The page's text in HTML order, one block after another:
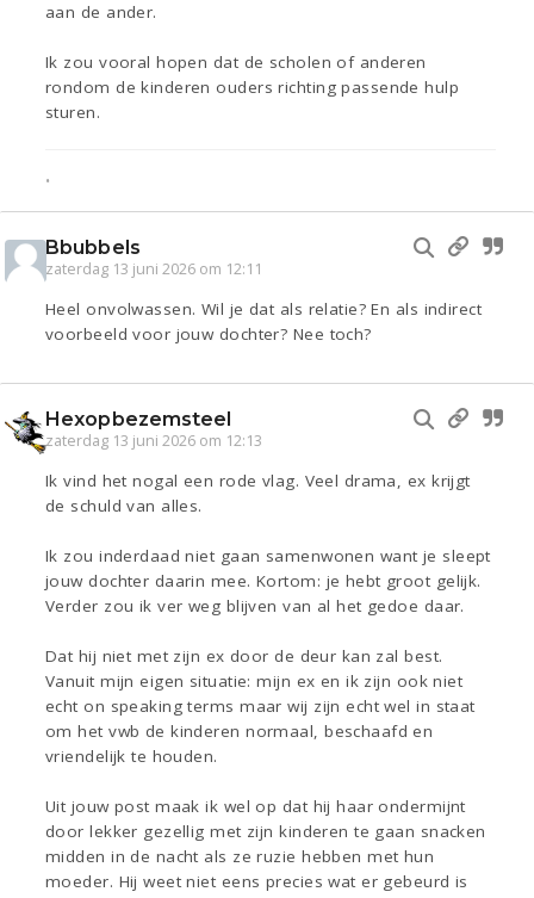
aan de ander.
Ik zou vooral hopen dat de scholen of anderen
rondom de kinderen ouders richting passende hulp
sturen.
•
Bbubbels
zaterdag 13 juni 2026 om 12:11
Heel onvolwassen. Wil je dat als relatie? En als indirect
voorbeeld voor jouw dochter? Nee toch?
Hexopbezemsteel
zaterdag 13 juni 2026 om 12:13
Ik vind het nogal een rode vlag. Veel drama, ex krijgt
de schuld van alles.
Ik zou inderdaad niet gaan samenwonen want je sleept
jouw dochter daarin mee. Kortom: je hebt groot gelijk.
Verder zou ik ver weg blijven van al het gedoe daar.
Dat hij niet met zijn ex door de deur kan zal best.
Vanuit mijn eigen situatie: mijn ex en ik zijn ook niet
echt on speaking terms maar wij zijn echt wel in staat
om het vwb de kinderen normaal, beschaafd en
vriendelijk te houden.
Uit jouw post maak ik wel op dat hij haar ondermijnt
door lekker gezellig met zijn kinderen te gaan snacken
midden in de nacht als ze ruzie hebben met hun
moeder. Hij weet niet eens precies wat er gebeurd is